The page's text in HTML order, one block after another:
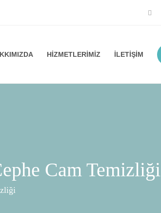
HIZMETLERIMIZ İLETIŞIM
Cam Temizliği